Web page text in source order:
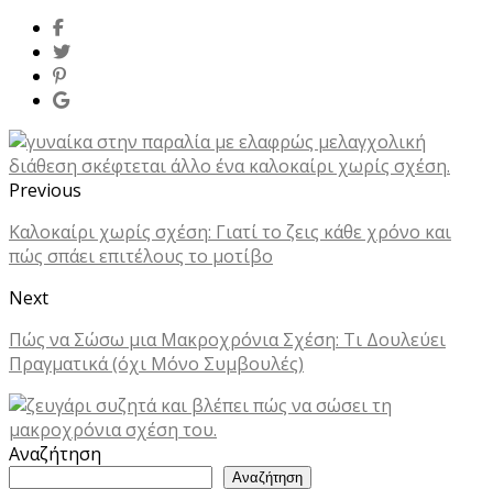
Previous
Καλοκαίρι χωρίς σχέση: Γιατί το ζεις κάθε χρόνο και
πώς σπάει επιτέλους το μοτίβο
Next
Πώς να Σώσω μια Μακροχρόνια Σχέση: Τι Δουλεύει
Πραγματικά (όχι Μόνο Συμβουλές)
Αναζήτηση
Αναζήτηση